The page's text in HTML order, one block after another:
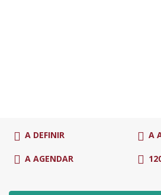
A DEFINIR A
A AGENDAR